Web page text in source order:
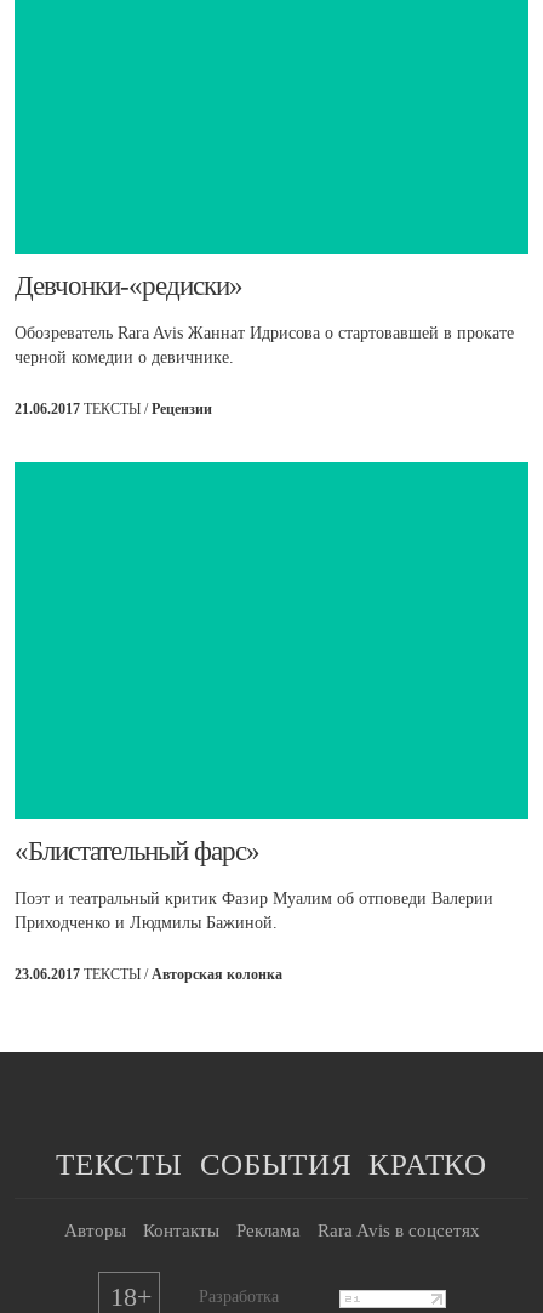
​Девчонки-«редиски»
Обозреватель Rara Avis Жаннат Идрисова о стартовавшей в прокате
черной комедии о девичнике.
21.06.2017 ТЕКСТЫ /Рецензии
​«Блистательный фарс»
Поэт и театральный критик Фазир Муалим об отповеди Валерии
Приходченко и Людмилы Бажиной.
23.06.2017 ТЕКСТЫ /Авторская колонка
ТЕКСТЫ СОБЫТИЯ КРАТКО
Авторы Контакты Реклама Rara Avis в соцсетях
18+ Разработка